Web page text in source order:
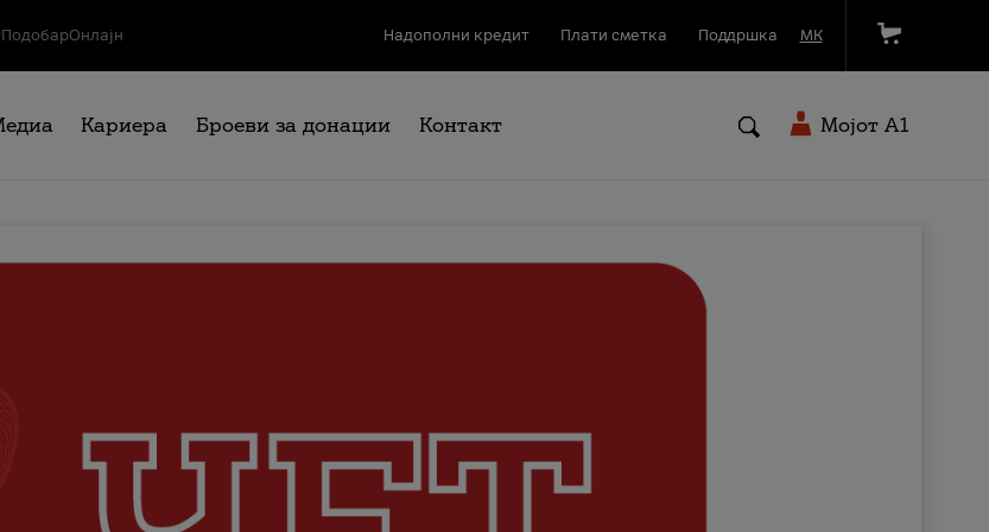
Надополни кредит Плати сметка Поддршка МК
Кариера Броеви за донации Контакт Мојот A1